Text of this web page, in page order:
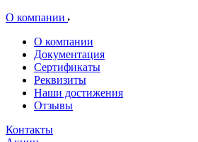
О компании
О компании
Документация
Сертификаты
Реквизиты
Наши достижения
Отзывы
Контакты